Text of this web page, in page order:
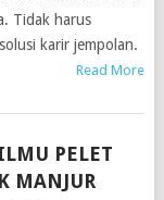
Tidak harus
karir jempolan.
Read More
PELET
MANJUR